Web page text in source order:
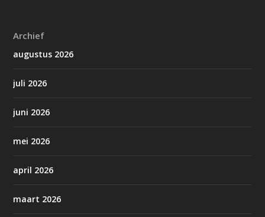
Archief
augustus 2026
juli 2026
juni 2026
mei 2026
april 2026
maart 2026